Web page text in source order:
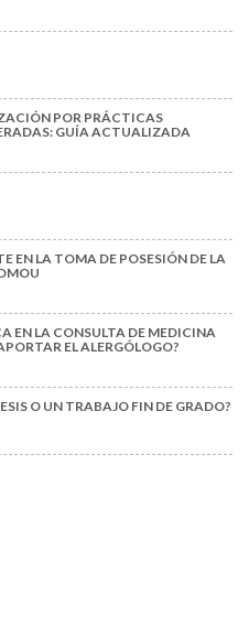
POR PRÁCTICAS
GUÍA ACTUALIZADA
EN LA TOMA DE POSESIÓN DE LA
EN LA CONSULTA DE MEDICINA
EL ALERGÓLOGO?
O UN TRABAJO FIN DE GRADO?